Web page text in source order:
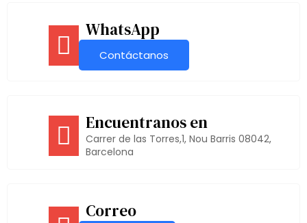
WhatsApp
Contáctanos
Encuentranos en
Carrer de las Torres,1, Nou Barris 08042,
Barcelona
Correo